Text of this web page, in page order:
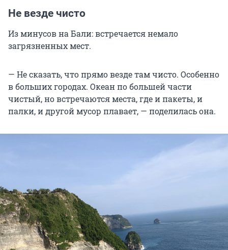
Не везде чисто
Из минусов на Бали: встречается немало
загрязненных мест.
— Не сказать, что прямо везде там чисто. Особенно
в больших городах. Океан по большей части
чистый, но встречаются места, где и пакеты, и
палки, и другой мусор плавает, — поделилась она.